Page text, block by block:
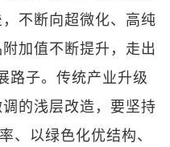
不断向超微化、高纯
加值不断提升，走出
路子。传统产业升级
的浅层改造，要坚持
、以绿色化优结构、